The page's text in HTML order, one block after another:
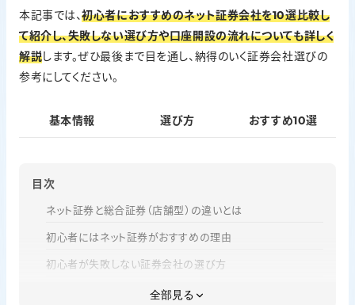
本記事では、初心者におすすめのネット証券会社を10選比較し
て紹介し、失敗しない選び方や口座開設の流れについても詳しく
解説します。ぜひ最後まで目を通し、納得のいく証券会社選びの
参考にしてください。
基本情報 選び方 おすすめ10選
目次
ネット証券と総合証券（店舗型）の違いとは
初心者にはネット証券がおすすめの理由
初心者が失敗しない証券会社の選び方
【2026年最新】証券会社おすすめランキング比較10選
全部見る